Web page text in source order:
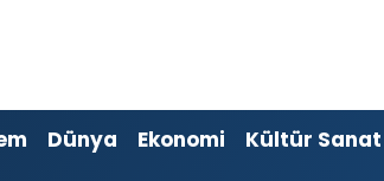
Dünya Ekonomi Kültür Sanat